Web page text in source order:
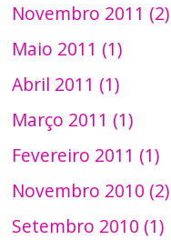
Novembro 2011 (2)
Maio 2011 (1)
Abril 2011 (1)
Março 2011 (1)
Fevereiro 2011 (1)
Novembro 2010 (2)
Setembro 2010 (1)